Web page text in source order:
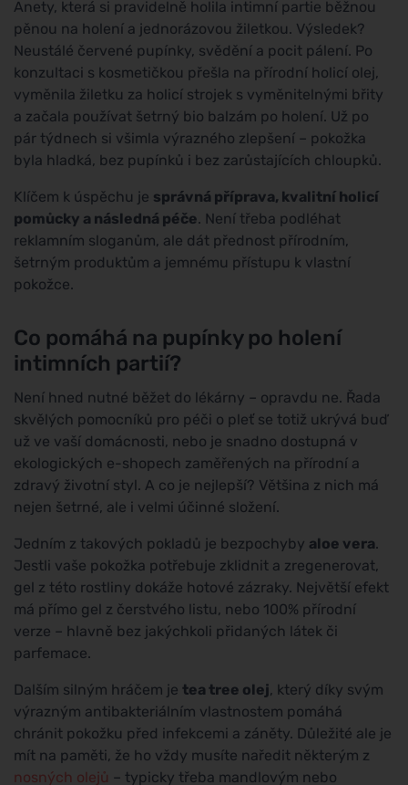
Anety, která si pravidelně holila intimní partie běžnou
pěnou na holení a jednorázovou žiletkou. Výsledek?
Neustálé červené pupínky, svědění a pocit pálení. Po
konzultaci s kosmetičkou přešla na přírodní holicí olej,
vyměnila žiletku za holicí strojek s vyměnitelnými břity
a začala používat šetrný bio balzám po holení. Už po
pár týdnech si všimla výrazného zlepšení – pokožka
byla hladká, bez pupínků i bez zarůstajících chloupků.
Klíčem k úspěchu je správná příprava, kvalitní holicí
pomůcky a následná péče. Není třeba podléhat
reklamním sloganům, ale dát přednost přírodním,
šetrným produktům a jemnému přístupu k vlastní
pokožce.
Co pomáhá na pupínky po holení
intimních partií?
Není hned nutné běžet do lékárny – opravdu ne. Řada
skvělých pomocníků pro péči o pleť se totiž ukrývá buď
už ve vaší domácnosti, nebo je snadno dostupná v
ekologických e-shopech zaměřených na přírodní a
zdravý životní styl. A co je nejlepší? Většina z nich má
nejen šetrné, ale i velmi účinné složení.
Jedním z takových pokladů je bezpochyby aloe vera.
Jestli vaše pokožka potřebuje zklidnit a zregenerovat,
gel z této rostliny dokáže hotové zázraky. Největší efekt
má přímo gel z čerstvého listu, nebo 100% přírodní
verze – hlavně bez jakýchkoli přidaných látek či
parfemace.
Dalším silným hráčem je tea tree olej, který díky svým
výrazným antibakteriálním vlastnostem pomáhá
chránit pokožku před infekcemi a záněty. Důležité ale je
mít na paměti, že ho vždy musíte naředit některým z
nosných olejů – typicky třeba mandlovým nebo